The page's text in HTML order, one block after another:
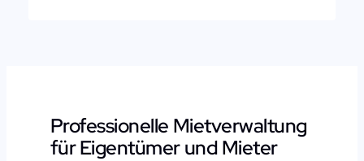
Professionelle Mietverwaltung
für Eigentümer und Mieter